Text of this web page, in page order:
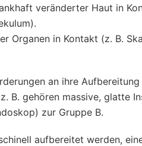
veränderter Haut in
Organen in Kontakt (z. B.
an ihre
B. gehören massive, glatte
zur Gruppe B.
aufbereitet werden,